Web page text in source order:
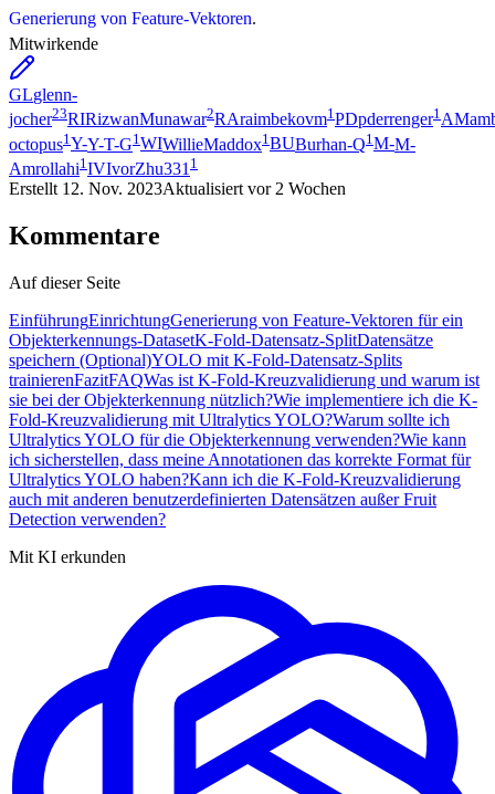
Generierung von Feature-Vektoren.
Mitwirkende
GLglenn-
jocher23RIRizwanMunawar2RAraimbekovm1PDpderrenger1AM
octopus1 Y-Y-T-G1 WIWillieMaddox1 BUBurhan-Q1 M-M-
Amrollahi1 IVIvorZhu331 1
Erstellt 12. Nov. 2023Aktualisiert vor 2 Wochen
Kommentare
Auf dieser Seite
EinführungEinrichtungGenerierung von Feature-Vektoren für ein
Objekterkennungs-DatasetK-Fold-Datensatz-SplitDatensätze
speichern (Optional)YOLO mit K-Fold-Datensatz-Splits
trainierenFazitFAQWas ist K-Fold-Kreuzvalidierung und warum ist
sie bei der Objekterkennung nützlich?Wie implementiere ich die K-
Fold-Kreuzvalidierung mit Ultralytics YOLO?Warum sollte ich
Ultralytics YOLO für die Objekterkennung verwenden?Wie kann
ich sicherstellen, dass meine Annotationen das korrekte Format für
Ultralytics YOLO haben?Kann ich die K-Fold-Kreuzvalidierung
auch mit anderen benutzerdefinierten Datensätzen außer Fruit
Detection verwenden?
Mit KI erkunden